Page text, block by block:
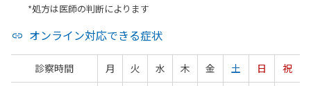
*処方は医師の判断によります
オンライン対応できる症状
診察時間 月 火 水 木 金 土 日
祝